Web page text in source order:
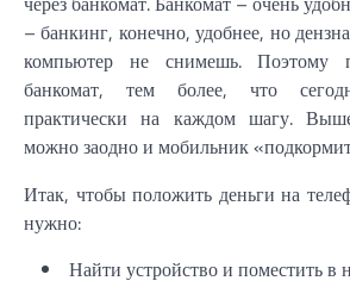
– банкинг, конечно, удобнее, но
компьютер не снимешь. Поэтому
банкомат, тем более, что
практически на каждом шагу.
можно заодно и мобильник
Итак, чтобы положить деньги на
нужно:
Найти устройство и поместить в